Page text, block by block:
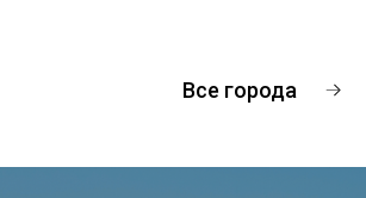
Все города